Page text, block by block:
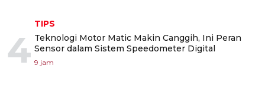
4
TIPS
Teknologi Motor Matic Makin Canggih, Ini Peran
Sensor dalam Sistem Speedometer Digital
9 jam